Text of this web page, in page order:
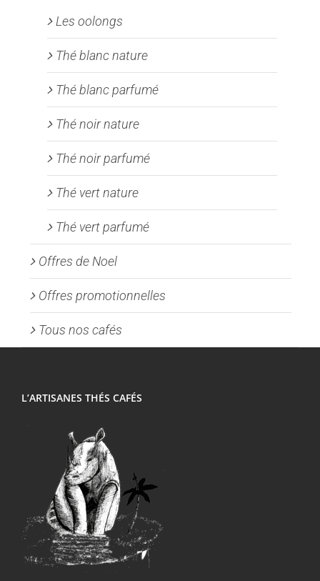
Les oolongs
Thé blanc nature
Thé blanc parfumé
Thé noir nature
Thé noir parfumé
Thé vert nature
Thé vert parfumé
Offres de Noel
Offres promotionnelles
Tous nos cafés
L’ARTISANES THÉS CAFÉS